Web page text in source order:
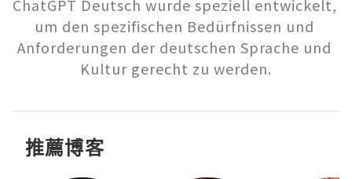
ChatGPT Deutsch wurde speziell entwickelt,
um den spezifischen Bedürfnissen und
Anforderungen der deutschen Sprache und
Kultur gerecht zu werden.
推薦博客